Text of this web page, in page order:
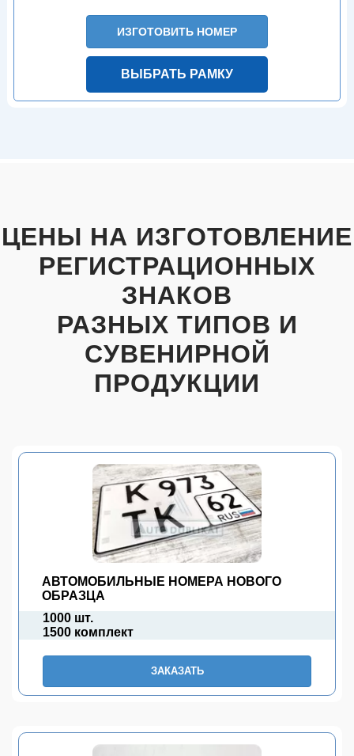
ИЗГОТОВИТЬ НОМЕР
ВЫБРАТЬ РАМКУ
ЦЕНЫ НА ИЗГОТОВЛЕНИЕ
РЕГИСТРАЦИОННЫХ
ЗНАКОВ
РАЗНЫХ ТИПОВ И
СУВЕНИРНОЙ
ПРОДУКЦИИ
АВТОМОБИЛЬНЫЕ НОМЕРА НОВОГО
ОБРАЗЦА
1000 шт.
1500 комплект
ЗАКАЗАТЬ